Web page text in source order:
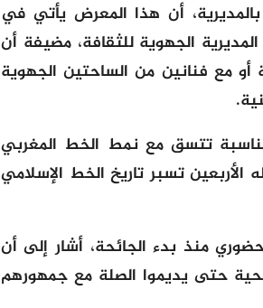
أن هذا المعرض يأتي في
الجهوية للثقافة، مضيفة أن
مع فنانين من الساحتين الجهوية
تتسق مع نمط الخط المغربي
تسبر تاريخ الخط الإسلامي
منذ بدء الجائحة، أشار إلى أن
حتى يديموا الصلة مع جمهورهم